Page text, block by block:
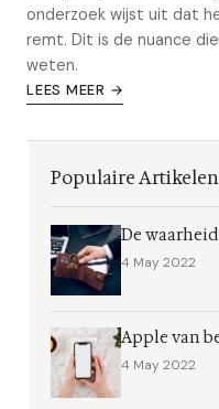
onderzoek wijst uit dat
remt. Dit is de nuance
weten.
LEES MEER →
Populaire Artikelen
De
4 May 2022
Apple van
4 May 2022